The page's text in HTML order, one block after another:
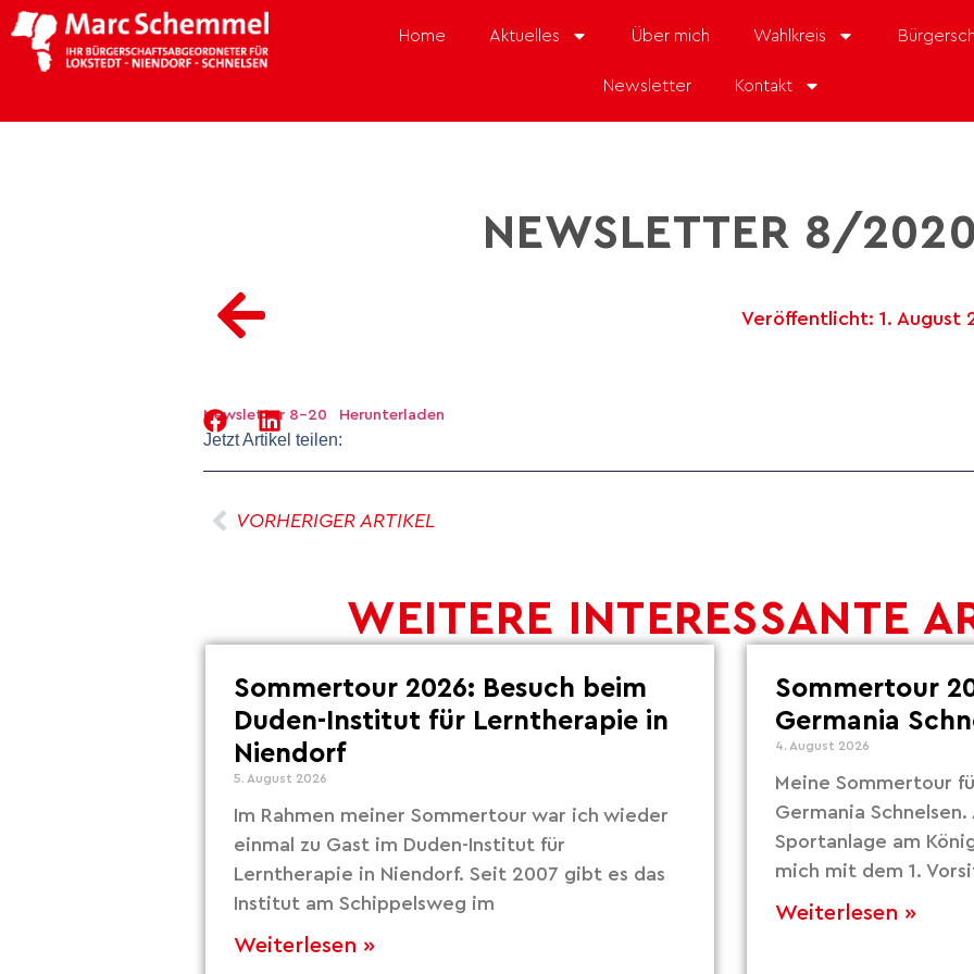
Home Aktuelles Über mich Wahlkreis
Newsletter Kontakt
NEWSLETTER 8/2020
Veröffentlicht: 1. August
Newsletter 8-20 Herunterladen
Jetzt Artikel teilen:
VORHERIGER ARTIKEL
WEITERE INTERESSANTE
Sommertour 2026: Besuch beim
Duden-Institut für Lerntherapie in
Niendorf
5. August 2026
Im Rahmen meiner Sommertour war ich wieder
einmal zu Gast im Duden-Institut für
Lerntherapie in Niendorf. Seit 2007 gibt es das
Institut am Schippelsweg im
Weiterlesen »
Sommertour
Germania
4. August 2026
Meine Sommertour
Germania
Sportanlage am
mich mit dem 1.
Weiterlesen »